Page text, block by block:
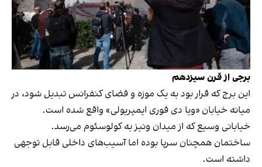
برجی از قرن سیزدهم
این برج که قرار بود به یک موزه و فضای کنفرانس تبدیل شود، در
میانه خیابان «ویا دی فوری ایمپریولی» واقع شده است.
خیابانی وسیع که از میدان ونیز به کولوسئوم می‌رسد.
ساختمان همچنان سرپا بوده اما آسیب‌های داخلی قابل توجهی
داشته است.